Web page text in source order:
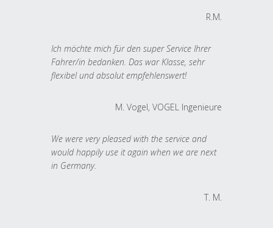
R.M.
Ich möchte mich für den super Service Ihrer
Fahrer/in bedanken. Das war Klasse, sehr
flexibel und absolut empfehlenswert!
M. Vogel, VOGEL Ingenieure
We were very pleased with the service and
would happily use it again when we are next
in Germany.
T. M.